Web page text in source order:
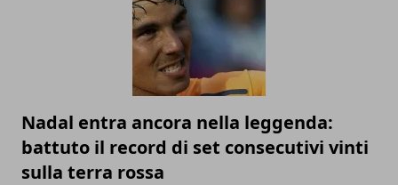
Nadal entra ancora nella leggenda:
battuto il record di set consecutivi vinti
sulla terra rossa